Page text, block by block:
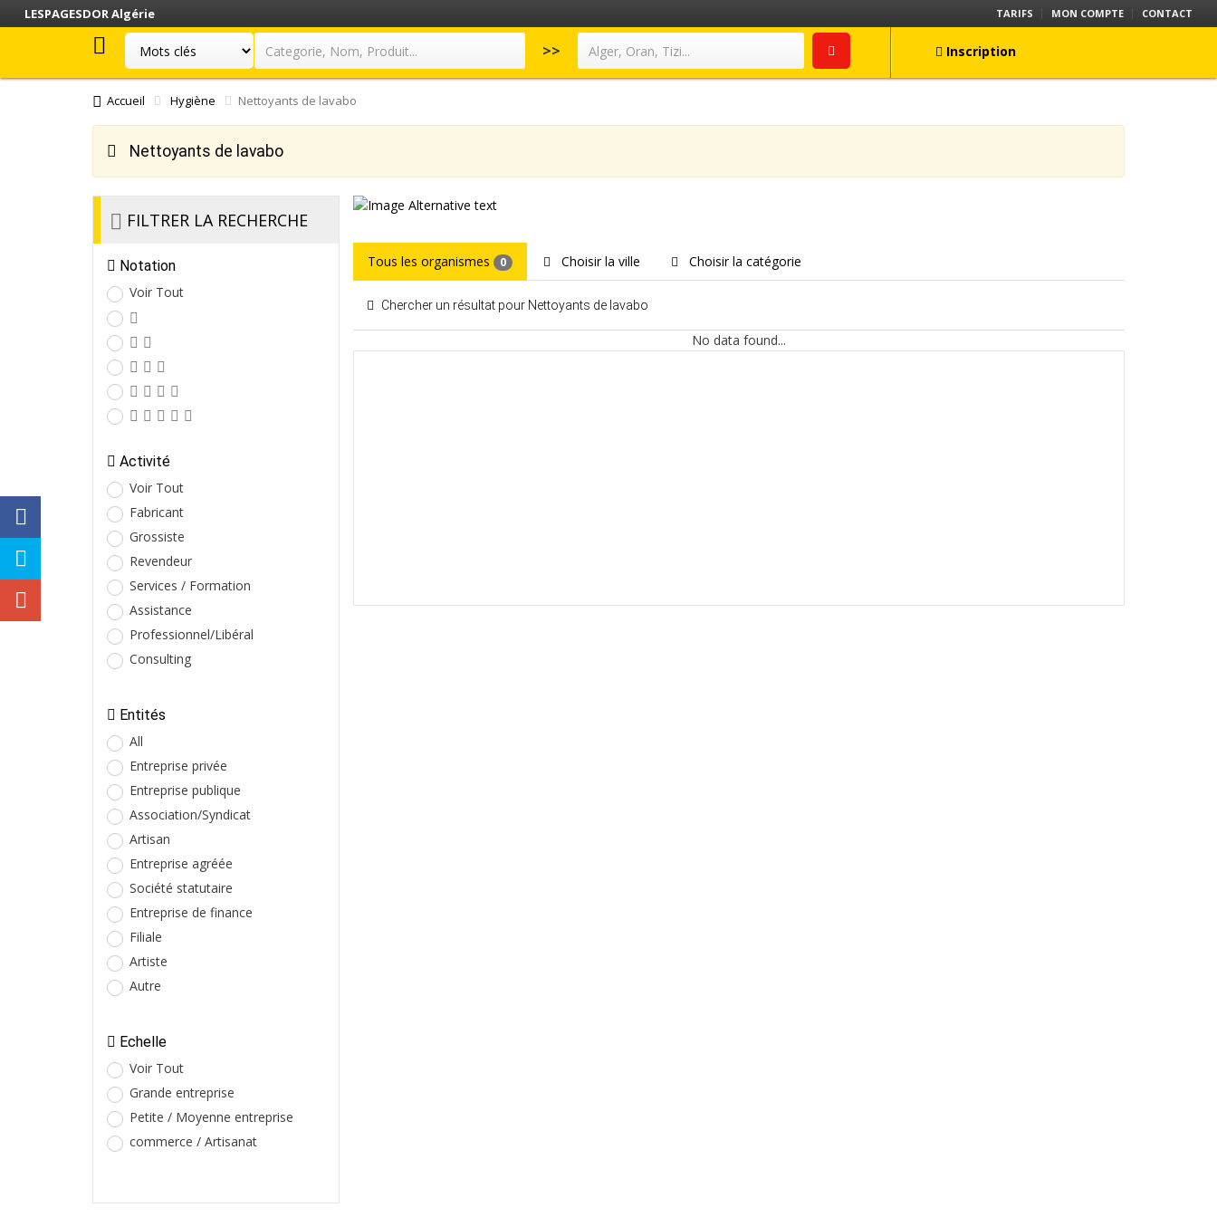
LESPAGESDOR Algérie TARIFS MON COMPTE CONTACT
Inscription
>>
Accueil Hygiène Nettoyants de lavabo
Nettoyants de lavabo
FILTRER LA RECHERCHE
Notation
Voir Tout
Activité
Voir Tout
Fabricant
Grossiste
Revendeur
Services / Formation
Assistance
Professionnel/Libéral
Consulting
Entités
All
Entreprise privée
Entreprise publique
Association/Syndicat
Artisan
Entreprise agréée
Société statutaire
Entreprise de finance
Filiale
Artiste
Autre
Echelle
Voir Tout
Grande entreprise
Petite / Moyenne entreprise
commerce / Artisanat
Tous les organismes 0 Choisir la ville Choisir la catégorie
Chercher un résultat pour Nettoyants de lavabo
No data found...